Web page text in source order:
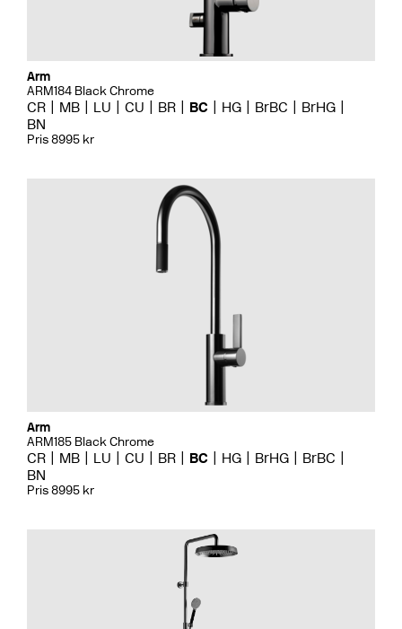
Arm
ARM184 Black Chrome
CR MB LU CU BR BC HG BrBC
BrHG
BN
Pris 8995 kr
Arm
ARM185 Black Chrome
CR MB LU CU BR BC HG BrHG
BrBC
BN
Pris 8995 kr